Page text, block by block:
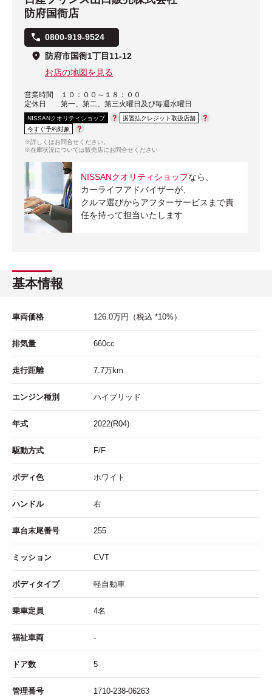
防府国衙店
0800-919-9524
防府市国衙1丁目11-12
お店の地図を見る
営業時間
１０：００～１８：００
定休日
第一、第二、第三火曜日及び毎週水曜日
NISSANクオリティショップ
据置払クレジット取扱店舗
今すぐ予約対象
※詳しくはお問合せください。
※在庫状況については販売店にお問合せください
NISSANクオリティショップなら、
カーライフアドバイザーが、
クルマ選びからアフターサービスまで責
任を持って担当いたします
基本情報
車両価格 126.0万円 （税込 *10%）
排気量 660cc
走行距離 7.7万km
エンジン種別 ハイブリッド
年式 2022(R04)
駆動方式 F/F
ボディ色 ホワイト
ハンドル 右
車台末尾番号 255
ミッション CVT
ボディタイプ 軽自動車
乗車定員 4名
福祉車両 -
ドア数 5
管理番号 1710-238-06263